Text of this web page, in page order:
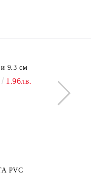
9.3 см
1.96лв.
PVC